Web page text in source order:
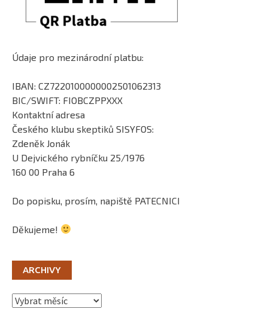
Údaje pro mezinárodní platbu:
IBAN: CZ7220100000002501062313
BIC/SWIFT: FIOBCZPPXXX
Kontaktní adresa
Českého klubu skeptiků SISYFOS:
Zdeněk Jonák
U Dejvického rybníčku 25/1976
160 00 Praha 6
Do popisku, prosím, napiště PATECNICI
Děkujeme!
ARCHIVY
Archivy